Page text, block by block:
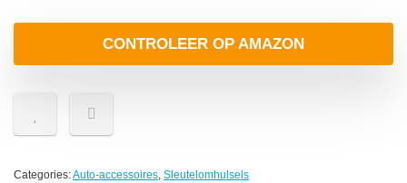
CONTROLEER OP AMAZON
Categories:Auto-accessoires, Sleutelomhulsels